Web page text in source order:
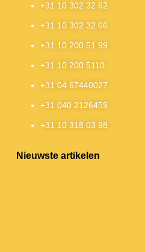
+31 10 302 32 62
+31 10 302 32 66
+31 10 200 51 99
+31 10 200 5110
+31 04 67440027
+31 040 2126459
+31 10 318 03 98
Nieuwste artikelen